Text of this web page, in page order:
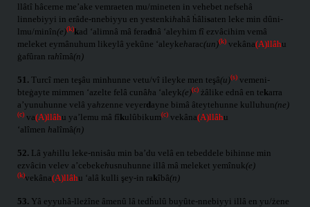
llâtî hâcerne me’ake vemraeten mu/mineten in vehebet nefsehâ
linnebiyyi in erâde-nnebiyyu en yestenki hahâ ḣâlisaten leke min dûni-
lmu/minîn(e)(k)kad ‘alimnâ mâ feradnâ ‘aleyhim fî ezvâcihim vemâ
meleket eymânuhum likeylâ yekûne ‘aleykeharac(un)(k)vekâna(A)llâhu
ġafûran rahîmâ(n)
51. Turcî men teşâu minhunne vetu/vî ileyke men teşâ(u)(s)vemeni-
bteġayte mimmen ‘azelte felâ cunâha ‘aleyk(e)(c)żâlike ednâ en tekarra
a’yunuhunne velâ yahzenne veyerdayne bimâ âteytehunne kulluhun(ne)
(c)va(A)llâhu ya’lemu mâ fîkulûbikum(c)vekâna(A)llâhu
‘alîmen halîmâ(n)
52. Lâ yahillu leke-nnisâu min ba’du velâ en tebeddele bihinne min
ezvâcin velev a’cebekehusnuhunne illâ mâ meleket yemînuk(e)
(k)vekâna(A)llâhu ‘alâ kulli şey-in rakîbâ(n)
53. Yâ eyyuhâ-lleżîne âmenû lâ tedḣulû buyûte-nnebiyyi illâ en yu/żene